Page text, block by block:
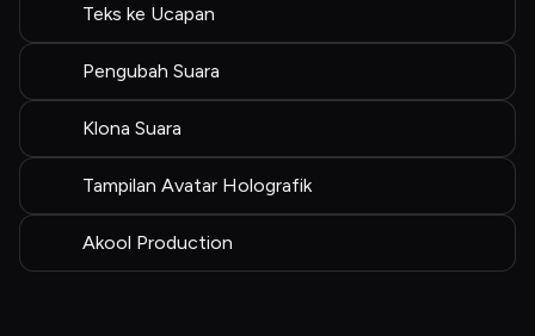
Teks ke Ucapan
Pengubah Suara
Klona Suara
Tampilan Avatar Holografik
Akool Production